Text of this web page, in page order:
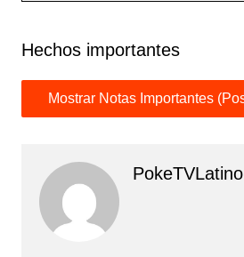
Hechos importantes
PokeTVLatino